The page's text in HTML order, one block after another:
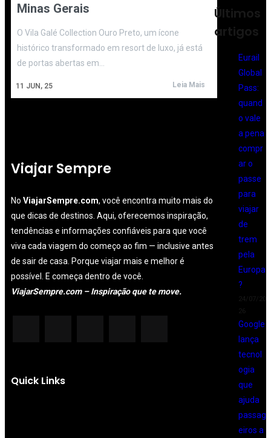
Minas Gerais
11 JUN, 25
O Vila Galé Collection Ouro Preto, um ícone
histórico transformado em resort de luxo, já está
de portas abertas em…
Leia Mais
Últimos
artigos
Eurail
Global
Pass:
quand
o vale
a pena
compr
ar o
passe
para
viajar
de
trem
pela
Europa
?
24/07/20
26
Google
lança
tecnol
ogia
que
ajuda
passag
eiros a
Viajar Sempre
No ViajarSempre.com, você encontra muito mais do
que dicas de destinos. Aqui, oferecemos inspiração,
tendências e informações confiáveis para que você
viva cada viagem do começo ao fim — inclusive antes
de sair de casa. Porque viajar mais e melhor é
possível. E começa dentro de você.
ViajarSempre.com – Inspiração que te move.
Quick Links